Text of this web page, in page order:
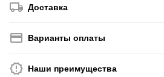
Доставка
Варианты оплаты
Наши преимущества